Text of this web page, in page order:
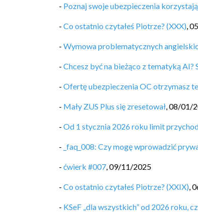
- Poznaj swoje ubezpieczenia
- Co ostatnio czytałeś Piotrze? (XXX),
- Wymowa problematycznych
- Chcesz być na bieżąco z tematyką
- Ofertę ubezpieczenia OC otrzymasz
- Mały ZUS Plus się zresetował,08/01/
- Od 1 stycznia 2026 roku limit
- _faq_008: Czy mogę wprowadzić
- ćwierk #007,09/11/2025
- Co ostatnio czytałeś Piotrze? (XXIX),
- KSeF „dla wszystkich” od 2026 roku,